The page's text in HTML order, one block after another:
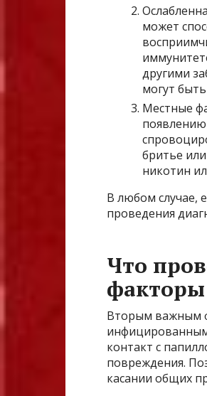
может
другими
могут
Местные
бритье
никотин
В любом случае,
проведения
Что
факторы
Вторым важным
контакт с
повреждения.
касании общих